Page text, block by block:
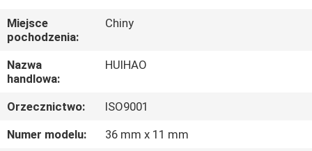
O
NAS
WYCIECZKA
PO
FABRYCE
Miejsce
pochodzenia:
Chiny
Nazwa
handlowa:
HUIHAO
Orzecznictwo:
ISO9001
Numer modelu:
36 mm x 11 mm